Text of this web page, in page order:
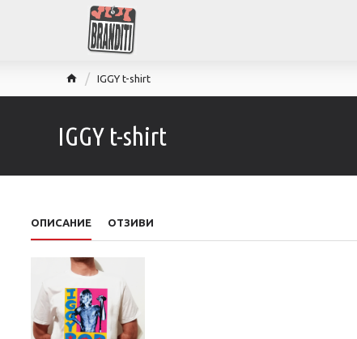
IGGY t-shirt
IGGY t-shirt
ОПИСАНИЕ ОТЗИВИ